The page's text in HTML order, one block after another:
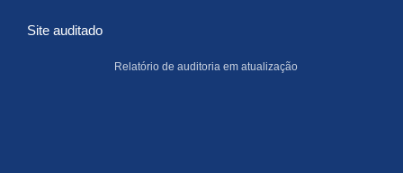
Site auditado
Relatório de auditoria em atualização